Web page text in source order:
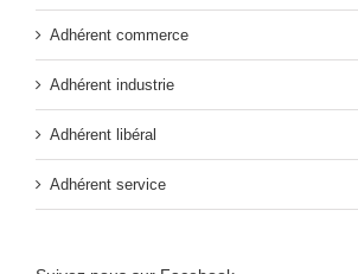
Adhérent commerce
Adhérent industrie
Adhérent libéral
Adhérent service